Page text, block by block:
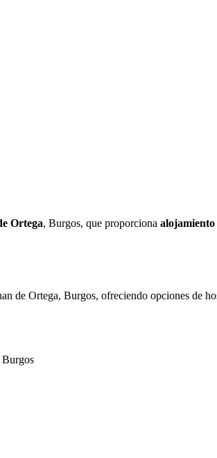
Ortega, Burgos, que proporciona alojamiento
de Ortega, Burgos, ofreciendo opciones de
Burgos